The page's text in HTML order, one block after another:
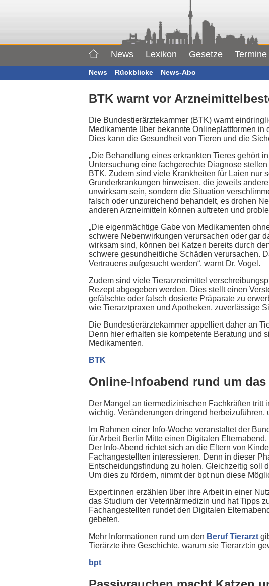
News Lexikon Gesetze Termine
News Rückblicke News-Abo
BTK warnt vor
Die Bundestierärztekammer (BTK) warnt
Medikamente über bekannte Onlineplattformen
Dies kann die Gesundheit von Tieren und die
„Die Behandlung eines erkrankten Tieres gehört
Untersuchung eine fachgerechte Diagnose
BTK. Zudem sind viele Krankheiten für Laien nur
Grunderkrankungen hinweisen, die jeweils
unwirksam sein, sondern die Situation
falsch oder unzureichend behandelt, es drohen
anderen Arzneimitteln können auftreten und
„Die eigenmächtige Gabe von Medikamenten
schwere Nebenwirkungen verursachen oder gar
wirksam sind, können bei Katzen bereits durch
schwere gesundheitliche Schäden verursachen.
Vertrauens aufgesucht werden“, warnt Dr. Vogel.
Zudem sind viele Tierarzneimittel
Rezept abgegeben werden. Dies stellt einen
gefälschte oder falsch dosierte Präparate zu
wie Tierarztpraxen und Apotheken, zuverlässige
Die Bundestierärztekammer appelliert daher an
Denn hier erhalten sie kompetente Beratung und
Medikamenten.
BTK
Online-Infoabend rund um
Der Mangel an tiermedizinischen Fachkräften
wichtig, Veränderungen dringend
Im Rahmen einer Info-Woche veranstaltet der
für Arbeit Berlin Mitte einen Digitalen
Der Info-Abend richtet sich an die Eltern von
Fachangestellten interessieren. Denn in dieser
Entscheidungsfindung zu holen. Gleichzeitig soll
Um dies zu fördern, nimmt der bpt nun diese
Expert:innen erzählen über ihre Arbeit in einer
das Studium der Veterinärmedizin und hat Tipps
Fachangestellten rundet den Digitalen
gebeten.
Mehr Informationen rund um den Beruf Tierarzt
Tierärzte ihre Geschichte, warum sie Tierarzt:in
bpt